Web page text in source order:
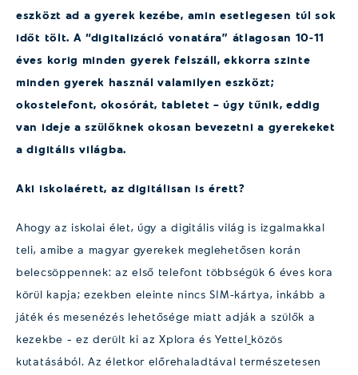
eszközt ad a gyerek kezébe, amin esetlegesen túl sok
időt tölt. A “digitalizáció vonatára” átlagosan 10-11
éves korig minden gyerek felszáll, ekkorra szinte
minden gyerek használ valamilyen eszközt;
okostelefont, okosórát, tabletet – úgy tűnik, eddig
van ideje a szülőknek okosan bevezetni a gyerekeket
a digitális világba.
Aki iskolaérett, az digitálisan is érett?
Ahogy az iskolai élet, úgy a digitális világ is izgalmakkal
teli, amibe a magyar gyerekek meglehetősen korán
belecsöppennek: az első telefont többségük 6 éves kora
körül kapja; ezekben eleinte nincs SIM-kártya, inkább a
játék és mesenézés lehetősége miatt adják a szülők a
kezekbe – ez derült ki az Xplora és Yettel közös
kutatásából. Az életkor előrehaladtával természetesen